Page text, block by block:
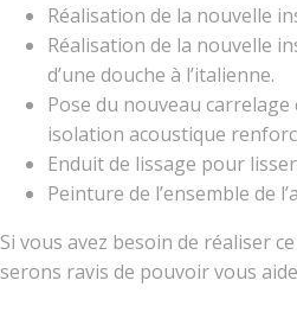
Réalisation de la nouvelle
Réalisation de la nouvelle
d’une douche à l’italienne.
Pose du nouveau
isolation acoustique
Enduit de lissage pour
Peinture de l’ensemble de
Si vous avez besoin de réaliser
serons ravis de pouvoir vous